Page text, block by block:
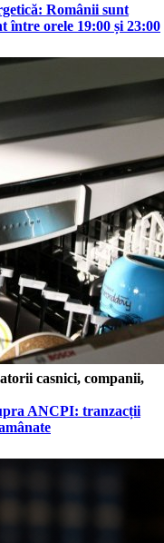
Românii sunt
între orele 19:00 și 23:00
casnici, companii,
ANCPI: tranzacții